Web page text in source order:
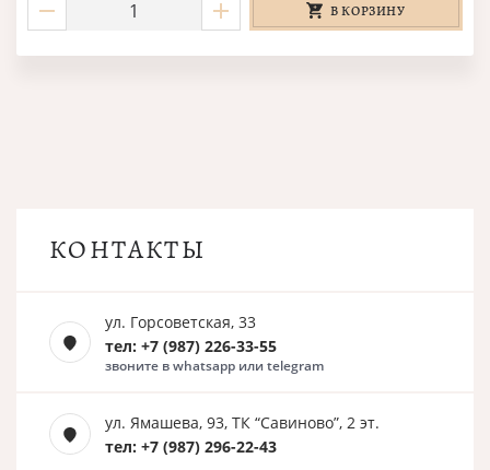
В КОРЗИНУ
КОНТАКТЫ
ул. Горсоветская, 33
тел: +7 (987) 226-33-55
звоните в whatsapp или telegram
ул. Ямашева, 93, ТК “Савиново”, 2 эт.
тел: +7 (987) 296-22-43